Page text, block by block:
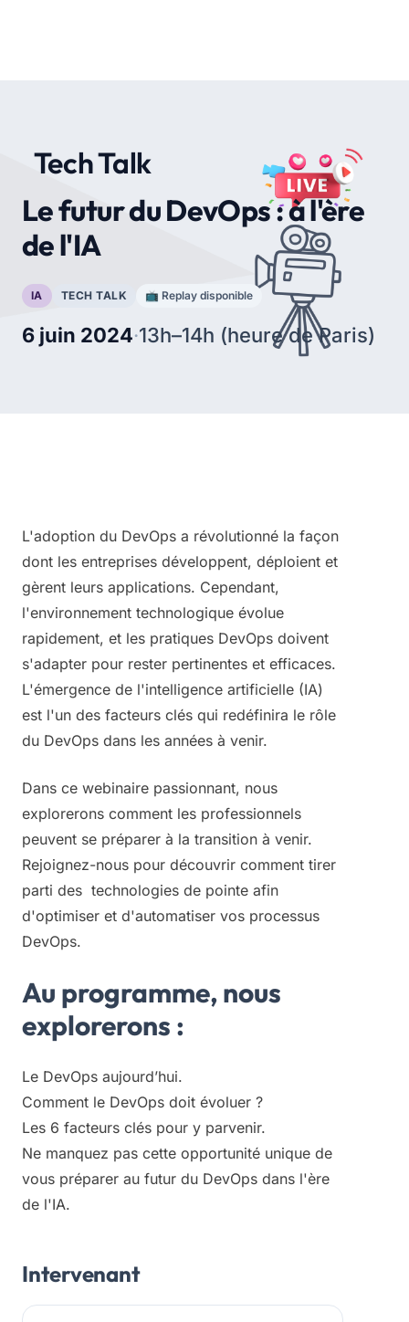
Tech Talk
Le futur du DevOps : à l'ère
de l'IA
IA TECH TALK 📺 Replay disponible
6 juin 2024·13h–14h (heure de Paris)
L'adoption du DevOps a révolutionné la façon
dont les entreprises développent, déploient et
gèrent leurs applications. Cependant,
l'environnement technologique évolue
rapidement, et les pratiques DevOps doivent
s'adapter pour rester pertinentes et efficaces.
L'émergence de l'intelligence artificielle (IA)
est l'un des facteurs clés qui redéfinira le rôle
du DevOps dans les années à venir.
Dans ce webinaire passionnant, nous
explorerons comment les professionnels
peuvent se préparer à la transition à venir.
Rejoignez-nous pour découvrir comment tirer
parti des technologies de pointe afin
d'optimiser et d'automatiser vos processus
DevOps.
Au programme, nous
explorerons :
Le DevOps aujourd’hui.
Comment le DevOps doit évoluer ?
Les 6 facteurs clés pour y parvenir.
Ne manquez pas cette opportunité unique de
vous préparer au futur du DevOps dans l'ère
de l'IA.
Intervenant